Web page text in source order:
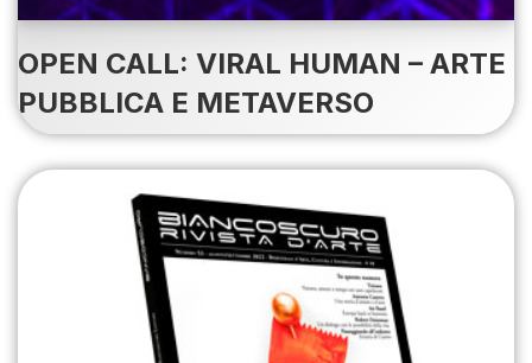
OPEN CALL: VIRAL HUMAN – ARTE
PUBBLICA E METAVERSO